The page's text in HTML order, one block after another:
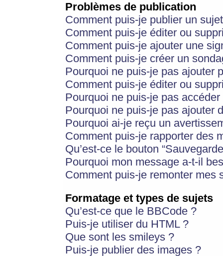
Problèmes de publication
Comment puis-je publier un
Comment puis-je éditer ou
Comment puis-je ajouter une
Comment puis-je créer un
Pourquoi ne puis-je pas ajouter
Comment puis-je éditer ou
Pourquoi ne puis-je pas
Pourquoi ne puis-je pas ajouter
Pourquoi ai-je reçu un
Comment puis-je rapporter des
Qu’est-ce le bouton
Pourquoi mon message a-t-il
Comment puis-je remonter mes
Formatage et types de sujets
Qu’est-ce que le BBCode ?
Puis-je utiliser du HTML ?
Que sont les smileys ?
Puis-je publier des images ?